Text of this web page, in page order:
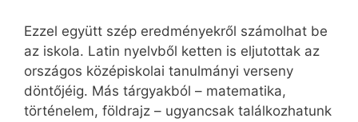
Ezzel együtt szép eredményekről számolhat be
az iskola. Latin nyelvből ketten is eljutottak az
országos középiskolai tanulmányi verseny
döntőjéig. Más tárgyakból – matematika,
történelem, földrajz – ugyancsak találkozhatunk